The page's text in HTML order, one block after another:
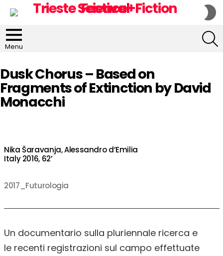
Menu
Dusk Chorus – Based on
Fragments of Extinction by David
Monacchi
Nika Šaravanja, Alessandro d’Emilia
Italy 2016, 62’
2017_Futurologia
Un documentario sulla pluriennale ricerca e
le recenti registrazioni sul campo effettuate